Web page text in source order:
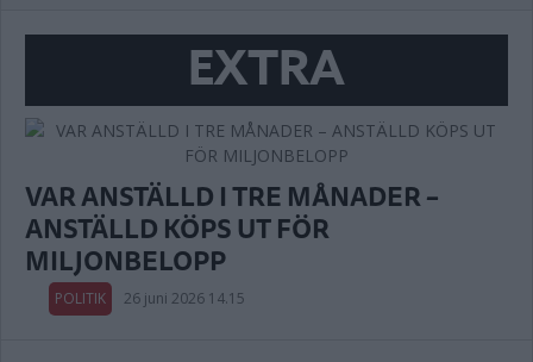
EXTRA
VAR ANSTÄLLD I TRE MÅNADER –
ANSTÄLLD KÖPS UT FÖR
MILJONBELOPP
POLITIK 26 juni 2026 14.15